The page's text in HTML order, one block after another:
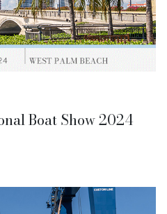
Boat Show 2024